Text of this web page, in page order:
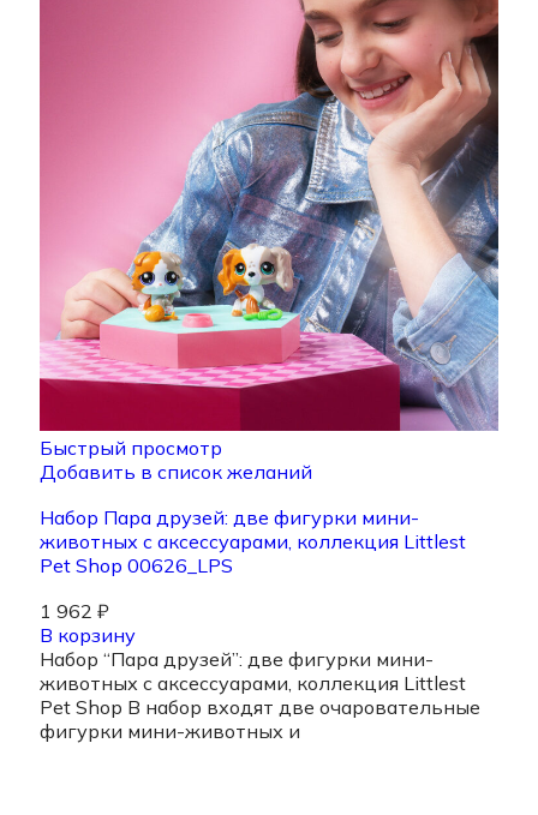
Быстрый просмотр
Добавить в список желаний
Набор Пара друзей: две фигурки мини-
животных с аксессуарами, коллекция Littlest
Pet Shop 00626_LPS
1 962 ₽
В корзину
Набор “Пара друзей”: две фигурки мини-
животных с аксессуарами, коллекция Littlest
Pet Shop В набор входят две очаровательные
фигурки мини-животных и